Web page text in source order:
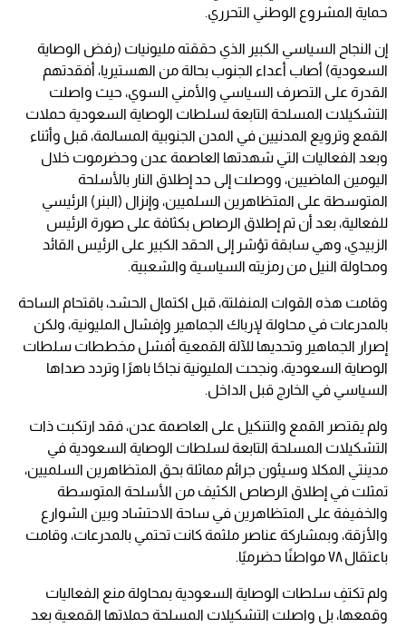
حماية المشروع الوطني التحرري.
إن النجاح السياسي الكبير الذي حققته مليونيات (رفض الوصاية
السعودية) أصاب أعداء الجنوب بحالة من الهستيريا، أفقدتهم
القدرة على التصرف السياسي والأمني السوي، حيث واصلت
التشكيلات المسلحة التابعة لسلطات الوصاية السعودية حملات
القمع وترويع المدنيين في المدن الجنوبية المسالمة، قبل وأثناء
وبعد الفعاليات التي شهدتها العاصمة عدن وحضرموت خلال
اليومين الماضيين، ووصلت إلى حد إطلاق النار بالأسلحة
المتوسطة على المتظاهرين السلميين، وإنزال (البنر) الرئيسي
للفعالية، بعد أن تم إطلاق الرصاص بكثافة على صورة الرئيس
الزبيدي، وهي سابقة تؤشر إلى الحقد الكبير على الرئيس القائد
ومحاولة النيل من رمزيته السياسية والشعبية.
وقامت هذه القوات المنفلتة، قبل اكتمال الحشد، باقتحام الساحة
بالمدرعات في محاولة لإرباك الجماهير وإفشال المليونية، ولكن
إصرار الجماهير وتحديها للآلة القمعية أفشل مخططات سلطات
الوصاية السعودية، ونجحت المليونية نجاحًا باهرًا وتردد صداها
السياسي في الخارج قبل الداخل.
ولم يقتصر القمع والتنكيل على العاصمة عدن، فقد ارتكبت ذات
التشكيلات المسلحة التابعة لسلطات الوصاية السعودية في
مدينتي المكلا وسيئون جرائم مماثلة بحق المتظاهرين السلميين،
تمثلت في إطلاق الرصاص الكثيف من الأسلحة المتوسطة
والخفيفة على المتظاهرين في ساحة الاحتشاد وبين الشوارع
والأزقة، وبمشاركة عناصر ملثمة كانت تحتمي بالمدرعات، وقامت
باعتقال ٧٨ مواطنًا حضرميًا.
ولم تكتفِ سلطات الوصاية السعودية بمحاولة منع الفعاليات
وقمعها، بل واصلت التشكيلات المسلحة حملاتها القمعية بعد